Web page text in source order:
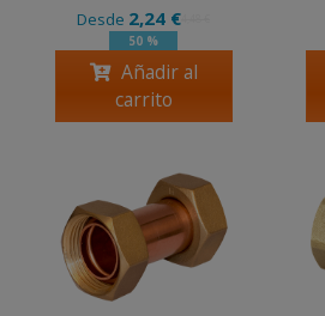
Desde 2,24 €
50 %
Añadir al
carrito